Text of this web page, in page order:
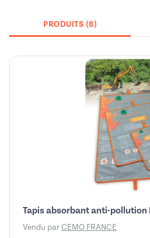
PRODUITS (8)
Tapis absorbant anti-pollution
Vendu par CEMO FRANCE